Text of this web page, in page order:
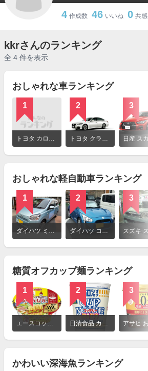
4 作成数 46 いいね 0 共感
kkrさんのランキング
全 4 件を表示
おしゃれな車ランキング
1
トヨタ カローラ ツーリング
2
トヨタ クラウン
3
おしゃれな軽自動車ランキング
1
ダイハツ ミライース
2
ダイハツ コペン
3
糖質オフカップ麺ランキング
1
エースコック ロカボデリ リンガーハットの長崎ちゃんぽん 糖質オフ
2
日清食品 カップヌードル コッテリーナイス 濃厚！ クリーミーシーフード
3
かわいい深海魚ランキング